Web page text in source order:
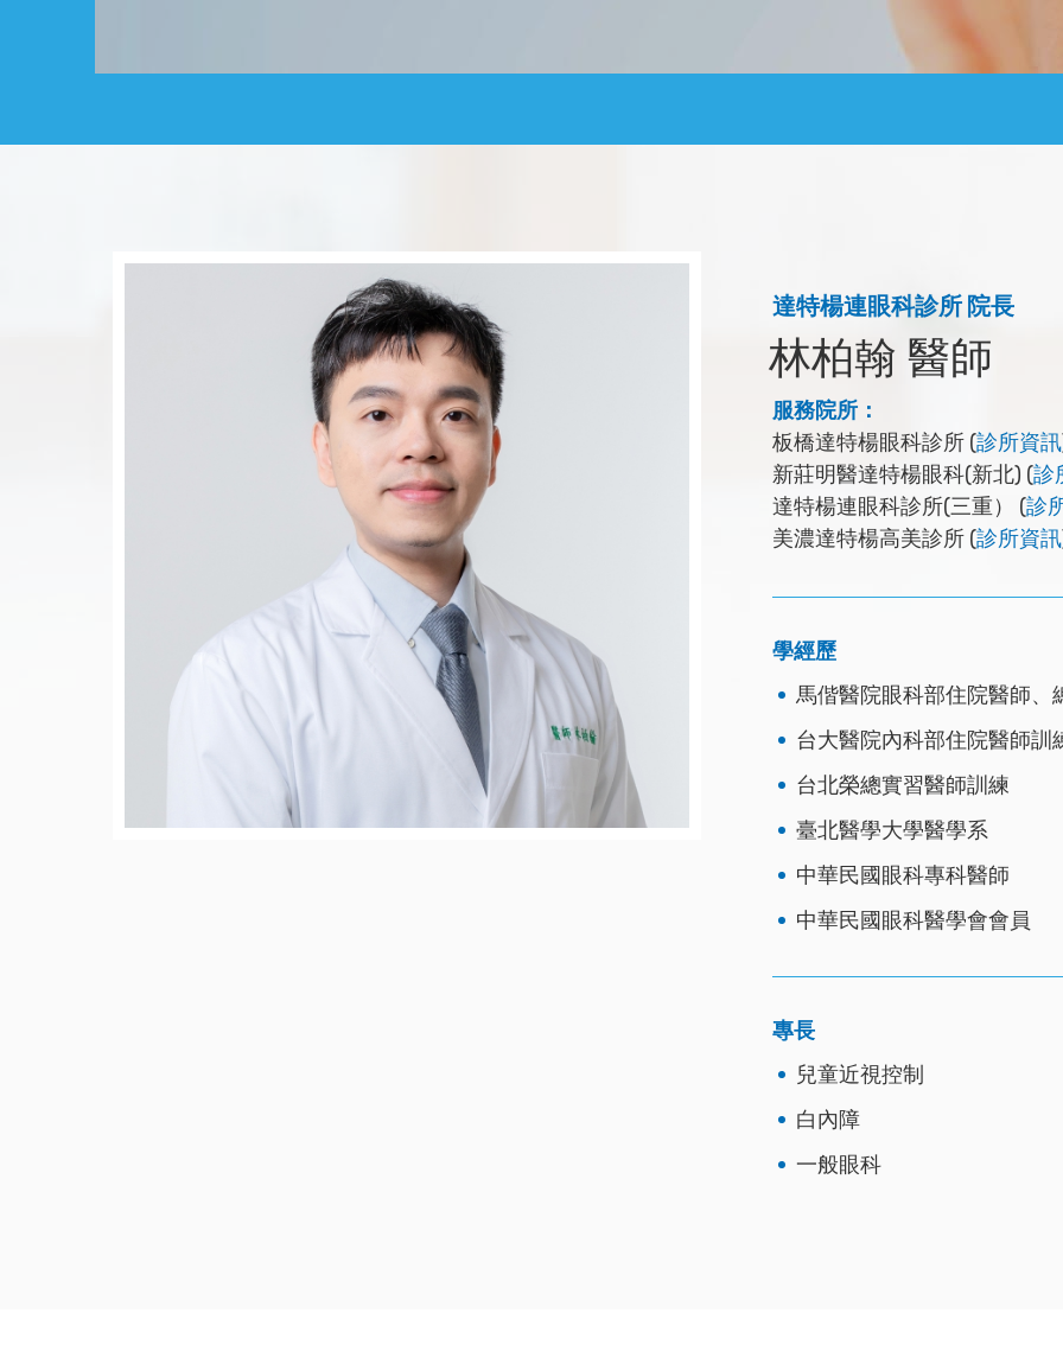
達特楊連眼科診所 院長
林柏翰 醫師
服務院所：
板橋達特楊眼科診所 (診所資訊
新莊明醫達特楊眼科(新北) (診
達特楊連眼科診所(三重） (診
美濃達特楊高美診所 (診所資訊
學經歷
馬偕醫院眼科部住院醫師、
台大醫院內科部住院醫師訓
台北榮總實習醫師訓練
臺北醫學大學醫學系
中華民國眼科專科醫師
中華民國眼科醫學會會員
專長
兒童近視控制
白內障
一般眼科